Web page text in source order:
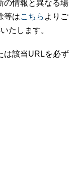
の情報と異なる場
等はこちら よりご
たします。
は該当URLを必ず